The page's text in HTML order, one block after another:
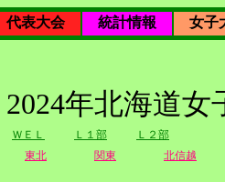
代表大会 統計情報 女子
2024年北海道
ＷＥＬ Ｌ１部 Ｌ２部
東北 関東 北信越